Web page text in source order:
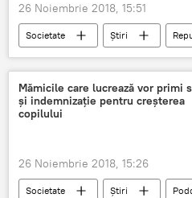
26 Noiembrie 2018, 15:51
Societate Știri
ambulanțe
Noi
Mămicile care lucrează vor primi
și indemnizație pentru creșterea
copilului
26 Noiembrie 2018, 15:26
Societate Știri